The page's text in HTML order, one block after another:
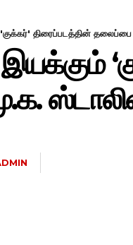
திரைப்படத்தின் தலைப்பை